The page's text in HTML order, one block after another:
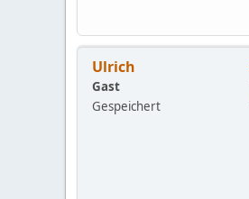
Ulrich
Gast
Gespeichert